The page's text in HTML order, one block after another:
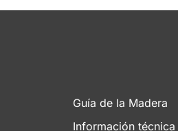
Guía de la Madera
Información técnica